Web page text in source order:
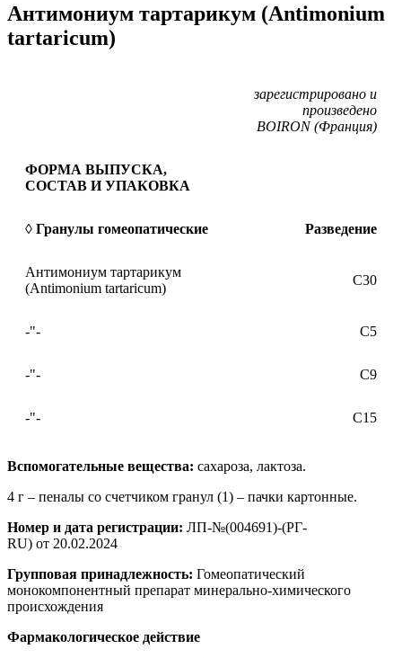
Антимониум тартарикум (Antimonium
tartaricum)
зарегистрировано и
произведено
BOIRON (Франция)
ФОРМА ВЫПУСКА,
СОСТАВ И УПАКОВКА
◊ Гранулы гомеопатические Разведение
Антимониум тартарикум
(Antimonium tartaricum)
С30
-"- C5
-"- С9
-"- С15
Вспомогательные вещества: сахароза, лактоза.
4 г – пеналы со счетчиком гранул (1) – пачки картонные.
Номер и дата регистрации: ЛП-№(004691)-(РГ-
RU) от 20.02.2024
Групповая принадлежность: Гомеопатический
монокомпонентный препарат минерально-химического
происхождения
Фармакологическое действие